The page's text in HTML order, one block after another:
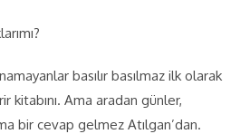
basılır basılmaz ilk olarak
kitabını. Ama aradan günler,
bir cevap gelmez Atılgan’dan.